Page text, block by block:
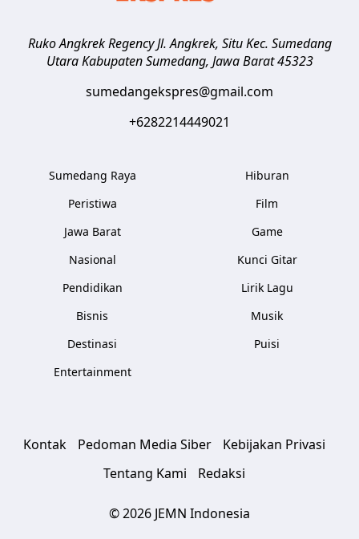
Ruko Angkrek Regency Jl. Angkrek, Situ Kec. Sumedang
Utara Kabupaten Sumedang, Jawa Barat 45323
sumedangekspres@gmail.com
+6282214449021
Sumedang Raya
Peristiwa
Jawa Barat
Nasional
Pendidikan
Bisnis
Destinasi
Entertainment
Hiburan
Film
Game
Kunci Gitar
Lirik Lagu
Musik
Puisi
Kontak Pedoman Media Siber
Kebijakan Privasi
Tentang Kami
Redaksi
© 2026 JEMN Indonesia